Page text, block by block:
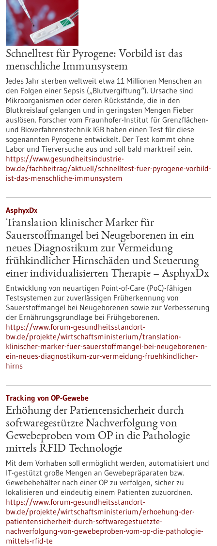
Schnelltest für Pyrogene: Vorbild ist das
menschliche Immunsystem
Jedes Jahr sterben weltweit etwa 11 Millionen Menschen an
den Folgen einer Sepsis („Blutvergiftung“). Ursache sind
Mikroorganismen oder deren Rückstände, die in den
Blutkreislauf gelangen und in geringsten Mengen Fieber
auslösen. Forscher vom Fraunhofer-Institut für Grenzflächen-
und Bioverfahrenstechnik IGB haben einen Test für diese
sogenannten Pyrogene entwickelt. Der Test kommt ohne
Labor und Tierversuche aus und soll bald marktreif sein.
https://www.gesundheitsindustrie-
bw.de/fachbeitrag/aktuell/schnelltest-fuer-pyrogene-vorbild-
ist-das-menschliche-immunsystem
AsphyxDx
Translation klinischer Marker für
Sauerstoffmangel bei Neugeborenen in ein
neues Diagnostikum zur Vermeidung
frühkindlicher Hirnschäden und Steuerung
einer individualisierten Therapie – AsphyxDx
Entwicklung von neuartigen Point-of-Care (PoC)-fähigen
Testsystemen zur zuverlässigen Früherkennung von
Sauerstoffmangel bei Neugeborenen sowie zur Verbesserung
der Ernährungsgrundlage bei Frühgeborenen.
https://www.forum-gesundheitsstandort-
bw.de/projekte/wirtschaftsministerium/translation-
klinischer-marker-fuer-sauerstoffmangel-bei-neugeborenen-
ein-neues-diagnostikum-zur-vermeidung-fruehkindlicher-
hirns
Tracking von OP-Gewebe
Erhöhung der Patientensicherheit durch
softwaregestützte Nachverfolgung von
Gewebeproben vom OP in die Pathologie
mittels RFID Technologie
Mit dem Vorhaben soll ermöglicht werden, automatisiert und
IT-gestützt große Mengen an Gewebepräparaten bzw.
Gewebebehälter nach einer OP zu verfolgen, sicher zu
lokalisieren und eindeutig einem Patienten zuzuordnen.
https://www.forum-gesundheitsstandort-
bw.de/projekte/wirtschaftsministerium/erhoehung-der-
patientensicherheit-durch-softwaregestuetzte-
nachverfolgung-von-gewebeproben-vom-op-die-pathologie-
mittels-rfid-te